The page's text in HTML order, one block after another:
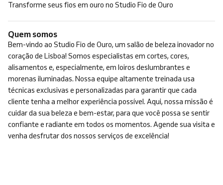
Transforme seus fios em ouro no Studio Fio de Ouro
Quem somos
Bem-vindo ao Studio Fio de Ouro, um salão de beleza inovador no
coração de Lisboa! Somos especialistas em cortes, cores,
alisamentos e, especialmente, em loiros deslumbrantes e
morenas iluminadas. Nossa equipe altamente treinada usa
técnicas exclusivas e personalizadas para garantir que cada
cliente tenha a melhor experiência possível. Aqui, nossa missão é
cuidar da sua beleza e bem-estar, para que você possa se sentir
confiante e radiante em todos os momentos. Agende sua visita e
venha desfrutar dos nossos serviços de excelência!